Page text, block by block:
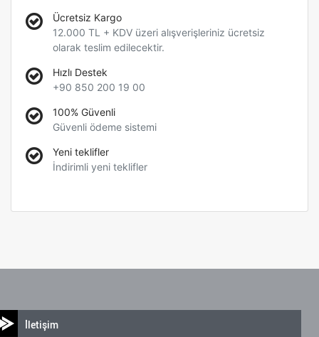
Ücretsiz Kargo
12.000 TL + KDV üzeri alışverişleriniz ücretsiz
olarak teslim edilecektir.
Hızlı Destek
+90 850 200 19 00
100% Güvenli
Güvenli ödeme sistemi
Yeni teklifler
İndirimli yeni teklifler
İletişim